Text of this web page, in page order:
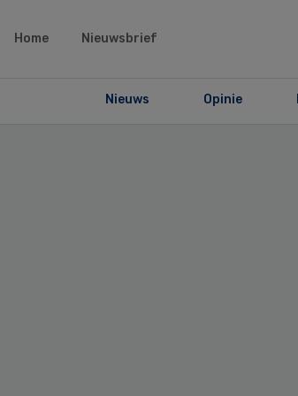
Home Nieuwsbrief
Nieuws Opinie